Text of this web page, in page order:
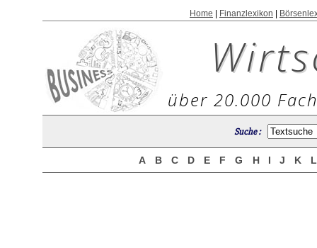
Home Finanzlexikon
über 20.000
Suche :
A B C D E F G H I J K